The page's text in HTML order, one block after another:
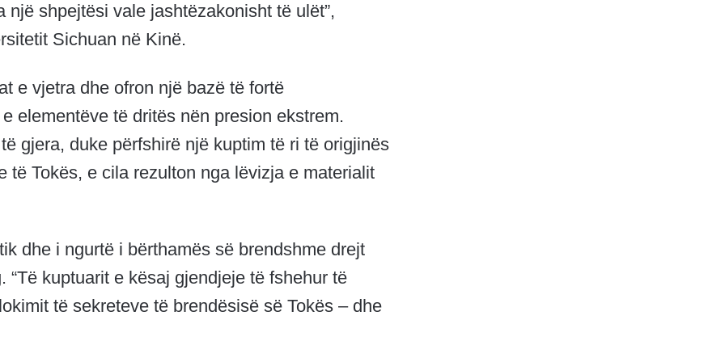
shpejtësi vale jashtëzakonisht të ulët”,
Sichuan në Kinë.
e vjetra dhe ofron një bazë të fortë
elementëve të dritës nën presion ekstrem.
gjera, duke përfshirë një kuptim të ri të origjinës
të Tokës, e cila rezulton nga lëvizja e materialit
dhe i ngurtë i bërthamës së brendshme drejt
“Të kuptuarit e kësaj gjendjeje të fshehur të
të sekreteve të brendësisë së Tokës – dhe